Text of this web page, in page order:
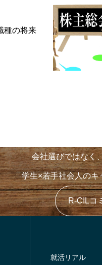
種の将来
会社選びではなく
学生×若手社会人のキ
R-CILコ
就活リアル